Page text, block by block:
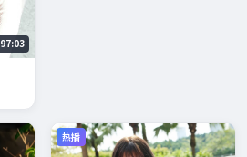
97:03
热播